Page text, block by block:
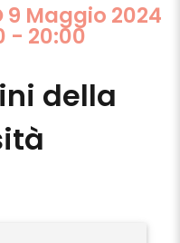
9 Maggio 2024
- 20:00
della